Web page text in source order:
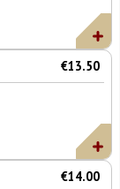
€13.50
€14.00